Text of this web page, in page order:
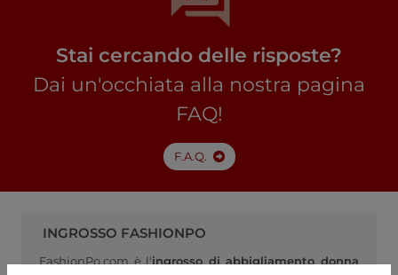
Stai cercando delle risposte?
Dai un'occhiata alla nostra pagina
FAQ!
F.A.Q.
INGROSSO FASHIONPO
FashionPo.com è l'ingrosso di abbigliamento donna